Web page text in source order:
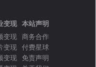
变现
变现
变现
变现
本站声明
商务合作
付费星球
免责声明